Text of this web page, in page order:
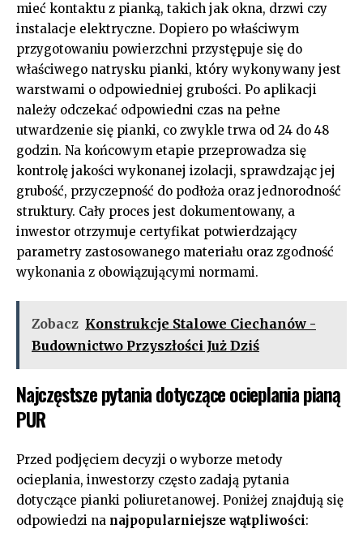
mieć kontaktu z pianką, takich jak okna, drzwi czy
instalacje elektryczne. Dopiero po właściwym
przygotowaniu powierzchni przystępuje się do
właściwego natrysku pianki, który wykonywany jest
warstwami o odpowiedniej grubości. Po aplikacji
należy odczekać odpowiedni czas na pełne
utwardzenie się pianki, co zwykle trwa od 24 do 48
godzin. Na końcowym etapie przeprowadza się
kontrolę jakości wykonanej izolacji, sprawdzając jej
grubość, przyczepność do podłoża oraz jednorodność
struktury. Cały proces jest dokumentowany, a
inwestor otrzymuje certyfikat potwierdzający
parametry zastosowanego materiału oraz zgodność
wykonania z obowiązującymi normami.
Zobacz Konstrukcje Stalowe Ciechanów -
Budownictwo Przyszłości Już Dziś
Najczęstsze pytania dotyczące ocieplania pianą
PUR
Przed podjęciem decyzji o wyborze metody
ocieplania, inwestorzy często zadają pytania
dotyczące pianki poliuretanowej. Poniżej znajdują się
odpowiedzi na najpopularniejsze wątpliwości: